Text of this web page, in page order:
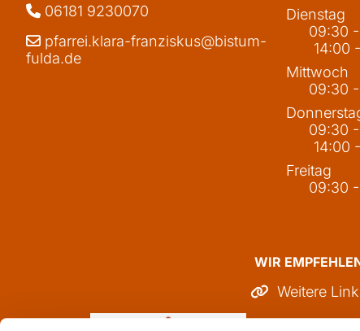
 06181 9230070
 pfarrei.klara-franziskus@bistum-
fulda.de
Dienstag
09:30
14:00
Mittwoch
09:30
09:30
14:00
Freitag
09:30
WIR
 Weitere